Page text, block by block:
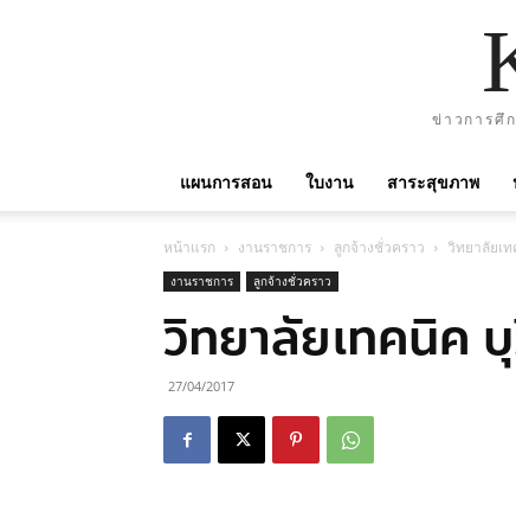
ข่าวการศึ
แผนการสอน ใบงาน สาระสุขภาพ
หน้าแรก งานราชการ ลูกจ้างชั่วคราว วิทยาลัยเ
งานราชการ ลูกจ้างชั่วคราว
วิทยาลัยเทคนิค
27/04/2017